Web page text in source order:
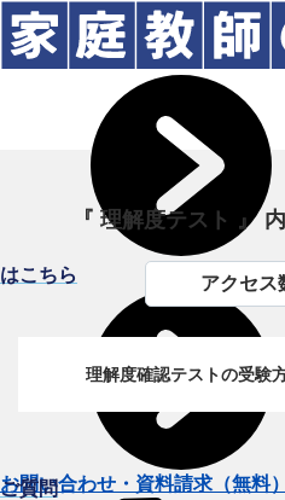
はこちら
ご質問
『 理解度テスト 』
アクセス
理解度確認テストの受験
お問い合わせ・資料請求（無料）